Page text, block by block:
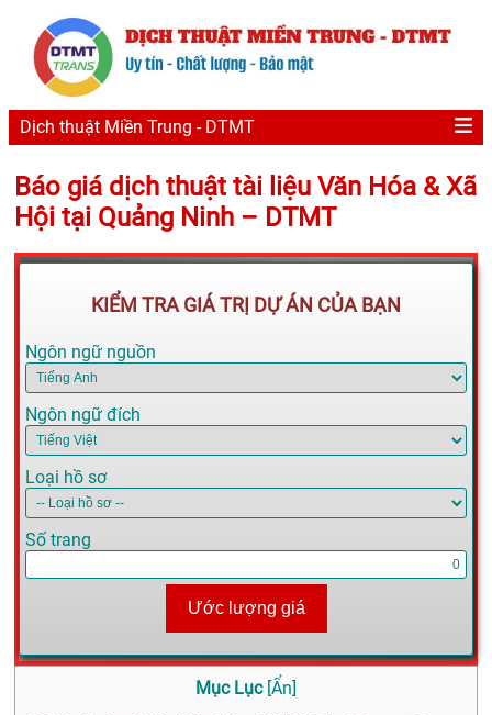
Dịch thuật Miền Trung - DTMT
Báo giá dịch thuật tài liệu Văn Hóa & Xã
Hội tại Quảng Ninh – DTMT
KIỂM TRA GIÁ TRỊ DỰ ÁN CỦA BẠN
Ngôn ngữ nguồn
Ngôn ngữ đích
Loại hồ sơ
Số trang
Ước lượng giá
Mục Lục [Ẩn]